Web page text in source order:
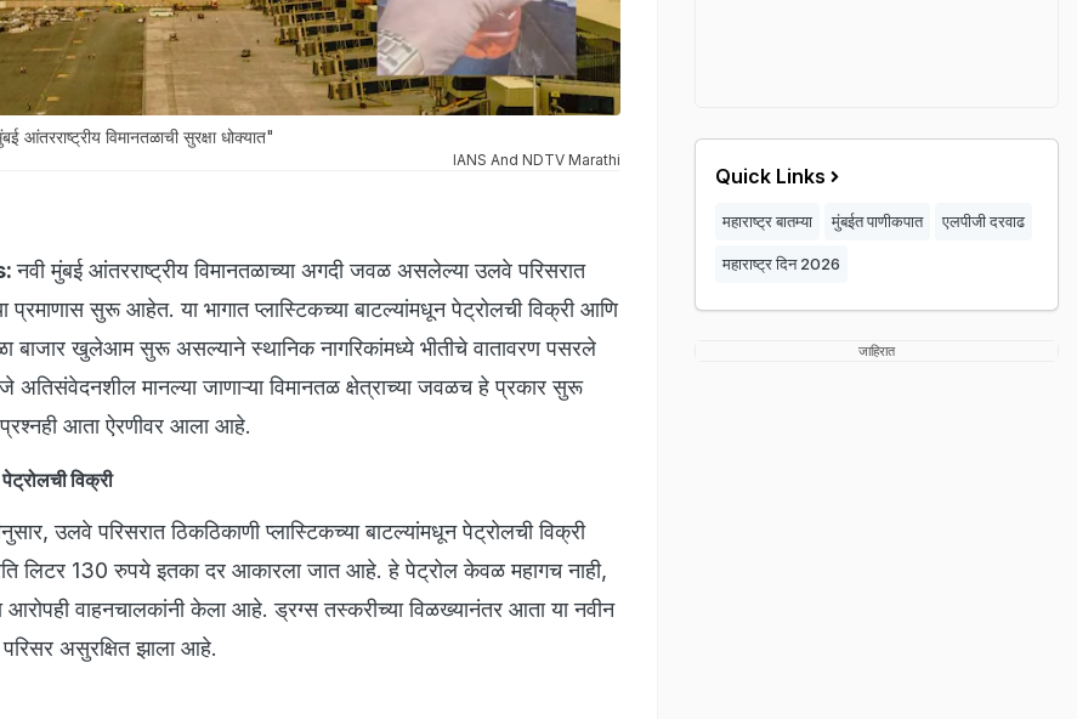
विमानतळाची सुरक्षा धोक्यात"
IANS And NDTV Marathi
नवी मुंबई आंतरराष्ट्रीय विमानतळाच्या अगदी जवळ असलेल्या उलवे परिसरात
प्रमाणास सुरू आहेत. या भागात प्लास्टिकच्या बाटल्यांमधून पेट्रोलची विक्री आणि
बाजार खुलेआम सुरू असल्याने स्थानिक नागरिकांमध्ये भीतीचे वातावरण पसरले
मानल्या जाणाऱ्या विमानतळ क्षेत्राच्या जवळच हे प्रकार सुरू
प्रश्नही आता ऐरणीवर आला आहे.
विक्री
उलवे परिसरात ठिकठिकाणी प्लास्टिकच्या बाटल्यांमधून पेट्रोलची विक्री
लिटर 130 रुपये इतका दर आकारला जात आहे. हे पेट्रोल केवळ महागच नाही,
वाहनचालकांनी केला आहे. ड्रग्स तस्करीच्या विळख्यानंतर आता या नवीन
असुरक्षित झाला आहे.
Quick Links
महाराष्ट्र बातम्या मुंबईत पाणीकपात एलपीजी दरवाढ
महाराष्ट्र दिन 2026
जाहिरात